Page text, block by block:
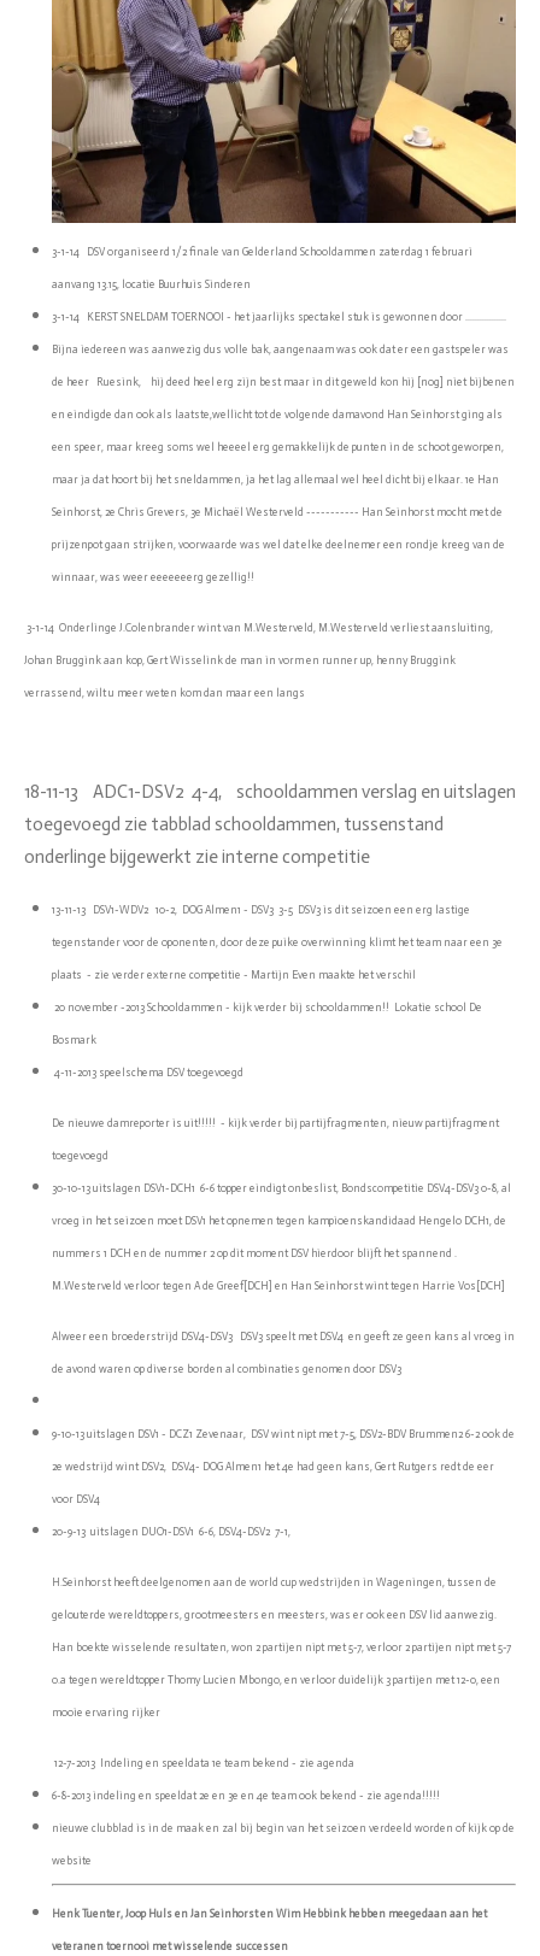
3-1-14 DSV organiseerd 1/2 finale van Gelderland Schooldammen zaterdag 1 februari
aanvang 13.15, locatie Buurhuis Sinderen
3-1-14 KERST SNELDAM TOERNOOI - het jaarlijks spectakel stuk is gewonnen door .................
Bijna iedereen was aanwezig dus volle bak, aangenaam was ook dat er een gastspeler was
de heer Ruesink, hij deed heel erg zijn best maar in dit geweld kon hij [nog] niet bijbenen
en eindigde dan ook als laatste,wellicht tot de volgende damavond Han Seinhorst ging als
een speer, maar kreeg soms wel heeeel erg gemakkelijk de punten in de schoot geworpen,
maar ja dat hoort bij het sneldammen, ja het lag allemaal wel heel dicht bij elkaar. 1e Han
Seinhorst, 2e Chris Grevers, 3e Michaël Westerveld ----------- Han Seinhorst mocht met de
prijzenpot gaan strijken, voorwaarde was wel dat elke deelnemer een rondje kreeg van de
winnaar, was weer eeeeeeerg gezellig!!
3-1-14 Onderlinge J.Colenbrander wint van M.Westerveld, M.Westerveld verliest aansluiting,
Johan Bruggink aan kop, Gert Wisselink de man in vorm en runner up, henny Bruggink
verrassend, wilt u meer weten kom dan maar een langs
18-11-13 ADC1-DSV2 4-4, schooldammen verslag en uitslagen
toegevoegd zie tabblad schooldammen, tussenstand
onderlinge bijgewerkt zie interne competitie
13-11-13 DSV1-WDV2 10-2, DOG Almen1 - DSV3 3-5 DSV3 is dit seizoen een erg lastige
tegenstander voor de oponenten, door deze puike overwinning klimt het team naar een 3e
plaats - zie verder externe competitie - Martijn Even maakte het verschil
20 november -2013 Schooldammen - kijk verder bij schooldammen!! Lokatie school De
Bosmark
4-11-2013 speelschema DSV toegevoegd
De nieuwe damreporter is uit!!!!! - kijk verder bij partijfragmenten, nieuw partijfragment
toegevoegd
30-10-13 uitslagen DSV1-DCH1 6-6 topper eindigt onbeslist, Bondscompetitie DSV4-DSV3 0-8, al
vroeg in het seizoen moet DSV1 het opnemen tegen kampioenskandidaad Hengelo DCH1, de
nummers 1 DCH en de nummer 2 op dit moment DSV hierdoor blijft het spannend .
M.Westerveld verloor tegen A de Greef[DCH] en Han Seinhorst wint tegen Harrie Vos[DCH]
Alweer een broederstrijd DSV4-DSV3 DSV3 speelt met DSV4 en geeft ze geen kans al vroeg in
de avond waren op diverse borden al combinaties genomen door DSV3
9-10-13 uitslagen DSV1 - DCZ1 Zevenaar, DSV wint nipt met 7-5, DSV2-BDV Brummen2 6-2 ook de
2e wedstrijd wint DSV2, DSV4- DOG Almen1 het 4e had geen kans, Gert Rutgers redt de eer
voor DSV4
20-9-13 uitslagen DUO1-DSV1 6-6, DSV4-DSV2 7-1,
H.Seinhorst heeft deelgenomen aan de world cup wedstrijden in Wageningen, tussen de
gelouterde wereldtoppers, grootmeesters en meesters, was er ook een DSV lid aanwezig.
Han boekte wisselende resultaten, won 2 partijen nipt met 5-7, verloor 2 partijen nipt met 5-7
o.a tegen wereldtopper Thomy Lucien Mbongo, en verloor duidelijk 3 partijen met 12-0, een
mooie ervaring rijker
12-7-2013 Indeling en speeldata 1e team bekend - zie agenda
6-8-2013 indeling en speeldat 2e en 3e en 4e team ook bekend - zie agenda!!!!!
nieuwe clubblad is in de maak en zal bij begin van het seizoen verdeeld worden of kijk op de
website
Henk Tuenter, Joop Huls en Jan Seinhorst en Wim Hebbink hebben meegedaan aan het
veteranen toernooi met wisselende successen